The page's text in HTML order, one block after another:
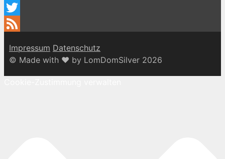
Instagram
Twitter
Impressum Datenschutz
© Made with ♥ by LomDomSilver 2026